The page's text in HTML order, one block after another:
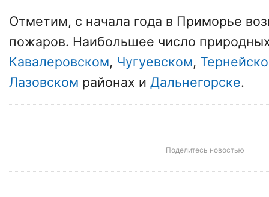
Отметим, с начала года в Приморье
пожаров. Наибольшее число
Кавалеровском, Чугуевском,
Лазовском районах и Дальнегорске.
Поделитесь новостью